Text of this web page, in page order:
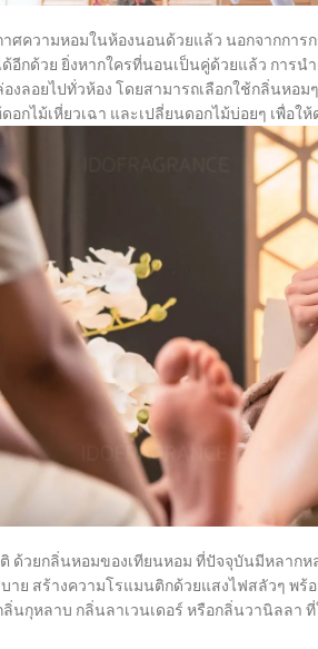
าศความหอมในห้องนอนด้วยแล้ว นอกจากกา
อีกด้วย ยิ่งหากใครที่นอนเป็นคู่ด้วยแล้ว การ
ลอยไปทั่วห้อง โดยสามารถเลือกใช้กลิ่นหอ
กไม้เหี่ยวเฉา และเปลี่ยนดอกไม้บ่อยๆ เพื่อ
ด้วยกลิ่นหอมของเทียนหอม ที่ปัจจุบันมีหลาก
บาย สร้างความโรแมนติกด้วยแสงไฟสลัวๆ
นกุหลาบ กลิ่นลาเวนเดอร์ หรือกลิ่นวานิลล